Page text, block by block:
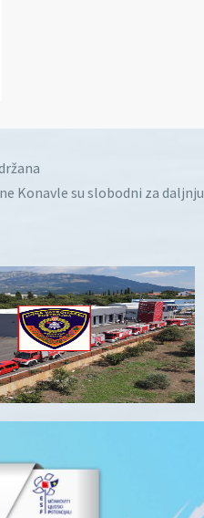
Konavle su slobodni za daljnju